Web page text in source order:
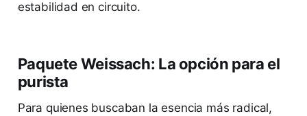
estabilidad en circuito.
Paquete Weissach: La opción para el
purista
Para quienes buscaban la esencia más radical,